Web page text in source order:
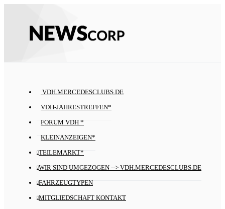
VDH.MERCEDESCLUBS.DE
VDH-JAHRESTREFFEN*
FORUM VDH *
KLEINANZEIGEN*
TEILEMARKT*
WIR SIND UMGEZOGEN --> VDH.MERCEDESCLUBS.DE
FAHRZEUGTYPEN
MITGLIEDSCHAFT KONTAKT